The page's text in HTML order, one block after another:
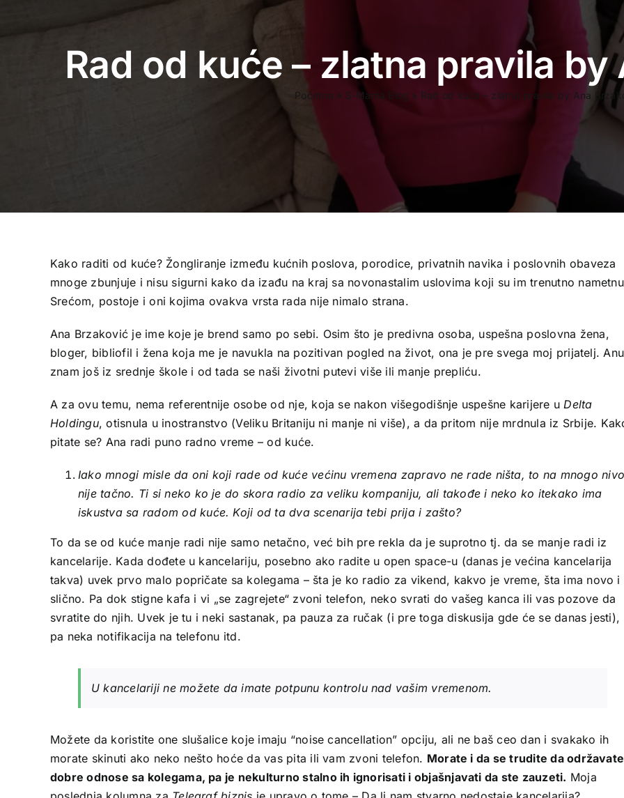
Rad od kuće – zlatna pravila
Početna » S-Mama Blog » Rad od kuće – zlatna pravila by Ana
Kako raditi od kuće? Žongliranje između kućnih poslova, porodice, privatnih navika i poslovnih obaveza
mnoge zbunjuje i nisu sigurni kako da izađu na kraj sa novonastalim uslovima koji su im trenutno
Srećom, postoje i oni kojima ovakva vrsta rada nije nimalo strana.
Ana Brzaković je ime koje je brend samo po sebi. Osim što je predivna osoba, uspešna poslovna žena,
bloger, bibliofil i žena koja me je navukla na pozitivan pogled na život, ona je pre svega moj prijatelj. Anu
znam još iz srednje škole i od tada se naši životni putevi više ili manje prepliću.
A za ovu temu, nema referentnije osobe od nje, koja se nakon višegodišnje uspešne karijere u Delta
Holdingu, otisnula u inostranstvo (Veliku Britaniju ni manje ni više), a da pritom nije mrdnula iz Srbije.
pitate se? Ana radi puno radno vreme – od kuće.
Iako mnogi misle da oni koji rade od kuće većinu vremena zapravo ne rade ništa, to na mnogo
nije tačno. Ti si neko ko je do skora radio za veliku kompaniju, ali takođe i neko ko itekako ima
iskustva sa radom od kuće. Koji od ta dva scenarija tebi prija i zašto?
To da se od kuće manje radi nije samo netačno, već bih pre rekla da je suprotno tj. da se manje radi iz
kancelarije. Kada dođete u kancelariju, posebno ako radite u open space-u (danas je većina kancelarija
takva) uvek prvo malo popričate sa kolegama – šta je ko radio za vikend, kakvo je vreme, šta ima novo i
slično. Pa dok stigne kafa i vi „se zagrejete“ zvoni telefon, neko svrati do vašeg kanca ili vas pozove da
svratite do njih. Uvek je tu i neki sastanak, pa pauza za ručak (i pre toga diskusija gde će se danas jesti),
pa neka notifikacija na telefonu itd.
U kancelariji ne možete da imate potpunu kontrolu nad vašim vremenom.
Možete da koristite one slušalice koje imaju “noise cancellation” opciju, ali ne baš ceo dan i svakako ih
morate skinuti ako neko nešto hoće da vas pita ili vam zvoni telefon. Morate i da se trudite da održavate
dobre odnose sa kolegama, pa je nekulturno stalno ih ignorisati i objašnjavati da ste zauzeti. Moja